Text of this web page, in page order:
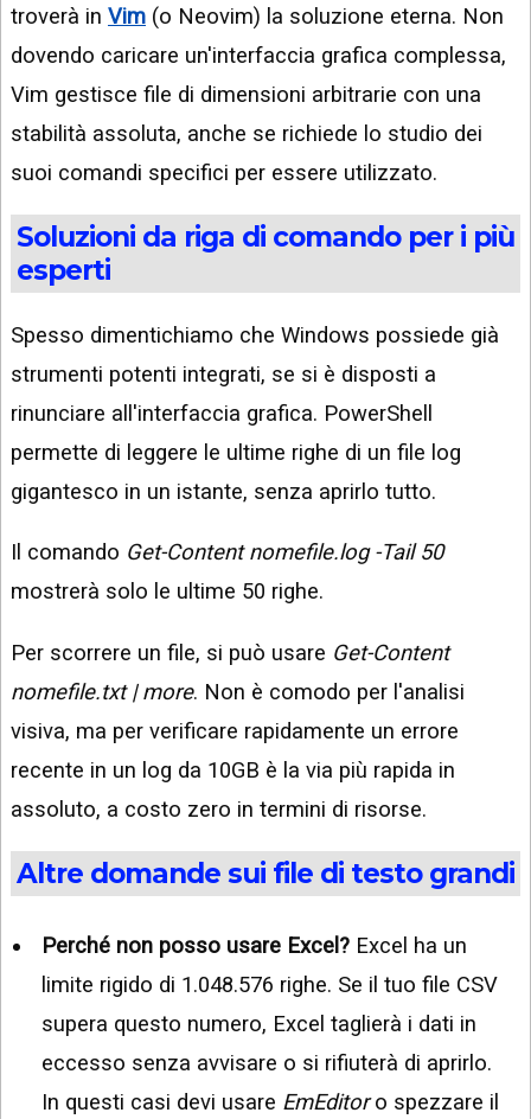
troverà in Vim (o Neovim) la soluzione eterna. Non
dovendo caricare un'interfaccia grafica complessa,
Vim gestisce file di dimensioni arbitrarie con una
stabilità assoluta, anche se richiede lo studio dei
suoi comandi specifici per essere utilizzato.
Soluzioni da riga di comando per i più
esperti
Spesso dimentichiamo che Windows possiede già
strumenti potenti integrati, se si è disposti a
rinunciare all'interfaccia grafica. PowerShell
permette di leggere le ultime righe di un file log
gigantesco in un istante, senza aprirlo tutto.
Il comando Get-Content nomefile.log -Tail 50
mostrerà solo le ultime 50 righe.
Per scorrere un file, si può usare Get-Content
nomefile.txt | more. Non è comodo per l'analisi
visiva, ma per verificare rapidamente un errore
recente in un log da 10GB è la via più rapida in
assoluto, a costo zero in termini di risorse.
Altre domande sui file di testo grandi
Perché non posso usare Excel? Excel ha un
limite rigido di 1.048.576 righe. Se il tuo file CSV
supera questo numero, Excel taglierà i dati in
eccesso senza avvisare o si rifiuterà di aprirlo.
In questi casi devi usare EmEditoro spezzare il